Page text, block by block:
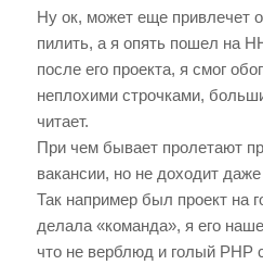
Ну ок, может еще привлечет
пилить, а я опять пошел на
после его проекта, я смог
неплохими строчками,
читает.
При чем бывает пролетают
вакансии, но не доходит
Так например был проект на
делала «команда», я его
что не верблюд и голый PHP